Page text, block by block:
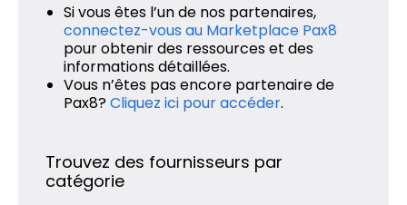
Si vous êtes l’un de nos partenaires,
connectez-vous au Marketplace Pax8
pour obtenir des ressources et des
informations détaillées.
Vous n’êtes pas encore partenaire de
Pax8?Cliquez ici pour accéder.
Trouvez des fournisseurs par
catégorie